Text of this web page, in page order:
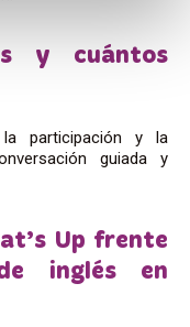
y cuántos
la participación y la
guiada y
Up frente
inglés en